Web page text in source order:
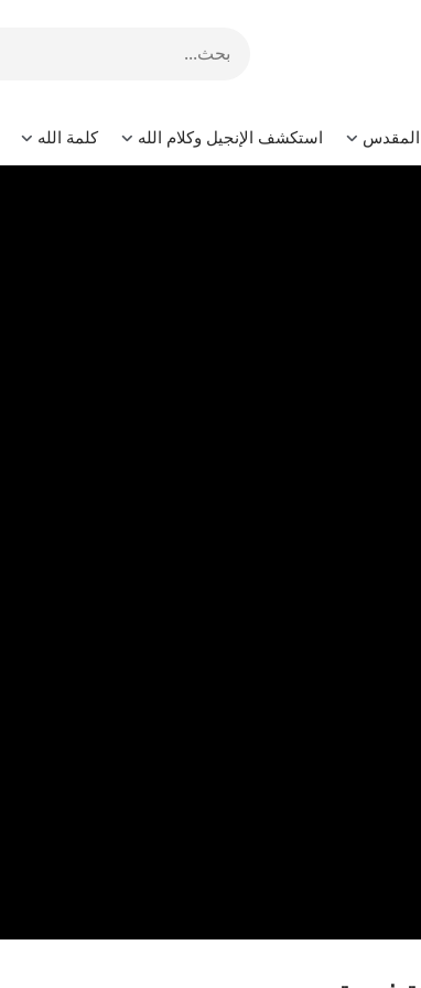
المقدس استكشف الإنجيل وكلام الله كلمة الله